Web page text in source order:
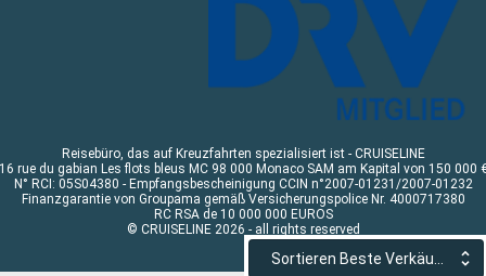
Reisebüro, das auf Kreuzfahrten spezialisiert ist - CRUISELINE
rue du gabian Les flots bleus MC 98 000 Monaco SAM am Kapital von 150 000
N° RCI: 05S04380 - Empfangsbescheinigung CCIN n°2007-01231/2007-01232
Finanzgarantie von Groupama gemäß Versicherungspolice Nr. 4000717380
RC RSA de 10 000 000 EUROS
© CRUISELINE 2026 - all rights reserved